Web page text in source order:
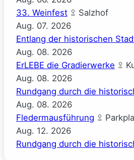
33. Weinfest
Salzhof
Aug. 07. 2026
Entlang der historischen
Aug. 08. 2026
ErLEBE die Gradierwerke
Aug. 08. 2026
Rundgang durch die
Aug. 08. 2026
Fledermausführung
Aug. 12. 2026
Rundgang durch die